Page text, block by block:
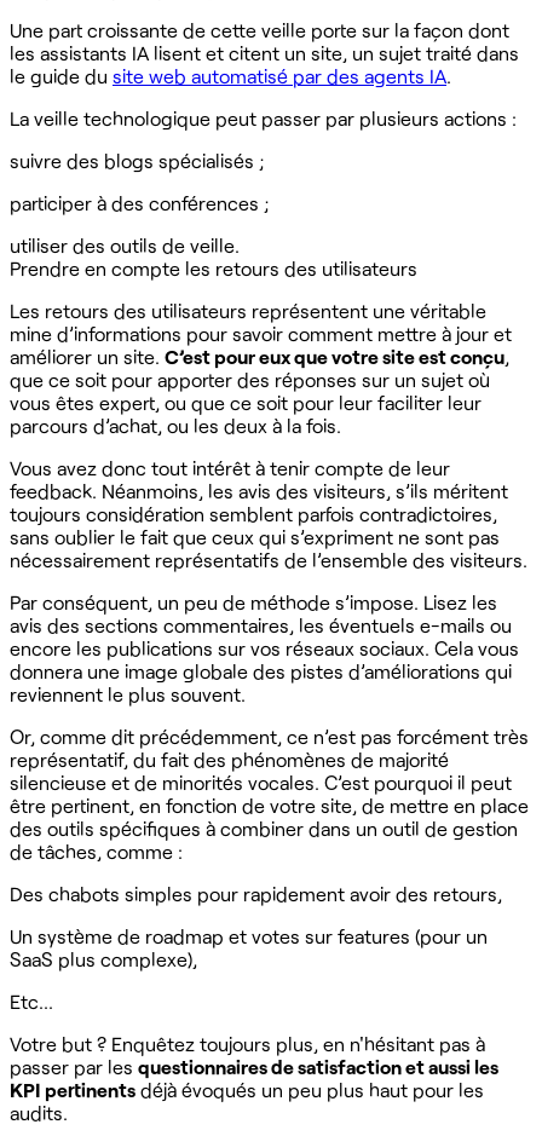
Une part croissante de cette veille porte sur la façon dont
les assistants IA lisent et citent un site, un sujet traité dans
le guide du site web automatisé par des agents IA.
La veille technologique peut passer par plusieurs actions :
suivre des blogs spécialisés ;
participer à des conférences ;
utiliser des outils de veille.
Prendre en compte les retours des utilisateurs
Les retours des utilisateurs représentent une véritable
mine d’informations pour savoir comment mettre à jour et
améliorer un site. C’est pour eux que votre site est conçu,
que ce soit pour apporter des réponses sur un sujet où
vous êtes expert, ou que ce soit pour leur faciliter leur
parcours d’achat, ou les deux à la fois. ‍
Vous avez donc tout intérêt à tenir compte de leur
feedback. Néanmoins, les avis des visiteurs, s’ils méritent
toujours considération semblent parfois contradictoires,
sans oublier le fait que ceux qui s’expriment ne sont pas
nécessairement représentatifs de l’ensemble des visiteurs. ‍
Par conséquent, un peu de méthode s’impose. Lisez les
avis des sections commentaires, les éventuels e-mails ou
encore les publications sur vos réseaux sociaux. Cela vous
donnera une image globale des pistes d’améliorations qui
reviennent le plus souvent.
Or, comme dit précédemment, ce n’est pas forcément très
représentatif, du fait des phénomènes de majorité
silencieuse et de minorités vocales. C’est pourquoi il peut
être pertinent, en fonction de votre site, de mettre en place
des outils spécifiques à combiner dans un outil de gestion
de tâches, comme :
Des chabots simples pour rapidement avoir des retours,
Un système de roadmap et votes sur features (pour un
SaaS plus complexe),
Etc...
Votre but ? Enquêtez toujours plus, en n'hésitant pas à
passer par les questionnaires de satisfaction et aussi les
KPI pertinents déjà évoqués un peu plus haut pour les
audits.